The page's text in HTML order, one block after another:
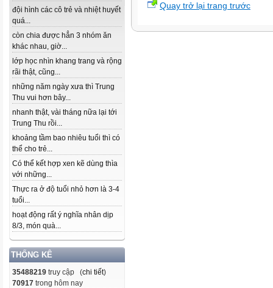
đội hình các cô trẻ và nhiệt huyết
quá...
còn chia được hẳn 3 nhóm ăn
khác nhau, giờ...
lớp học nhìn khang trang và rộng
rãi thật, cũng...
những năm ngày xưa thì Trung
Thu vui hơn bây...
nhanh thật, vài tháng nữa lại tới
Trung Thu rồi...
khoảng tầm bao nhiêu tuổi thì có
thể cho trẻ...
Có thể kết hợp xen kẽ dùng thìa
với những...
Thực ra ở độ tuổi nhỏ hơn là 3-4
tuổi...
hoạt động rất ý nghĩa nhân dịp
8/3, món quà...
THỐNG KÊ
35488219 truy cập (chi tiết)
70917 trong hôm nay
Quay trở lại trang trước